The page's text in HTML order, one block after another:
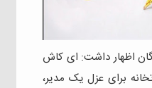
اظهار داشت: ای کاش
برای عزل یک مدیر،